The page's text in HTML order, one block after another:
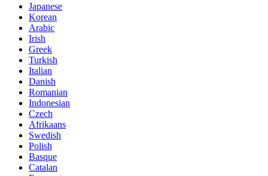
Japanese
Korean
Arabic
Irish
Greek
Turkish
Italian
Danish
Romanian
Indonesian
Czech
Afrikaans
Swedish
Polish
Basque
Catalan